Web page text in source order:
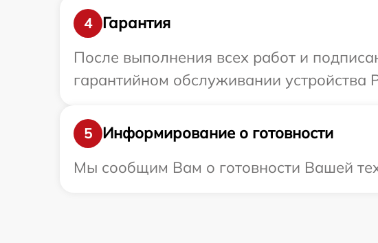
4
Гарантия
После выполнения всех работ и
гарантийном обслуживании устройства
5
Информирование о готовности
Мы сообщим Вам о готовности Вашей